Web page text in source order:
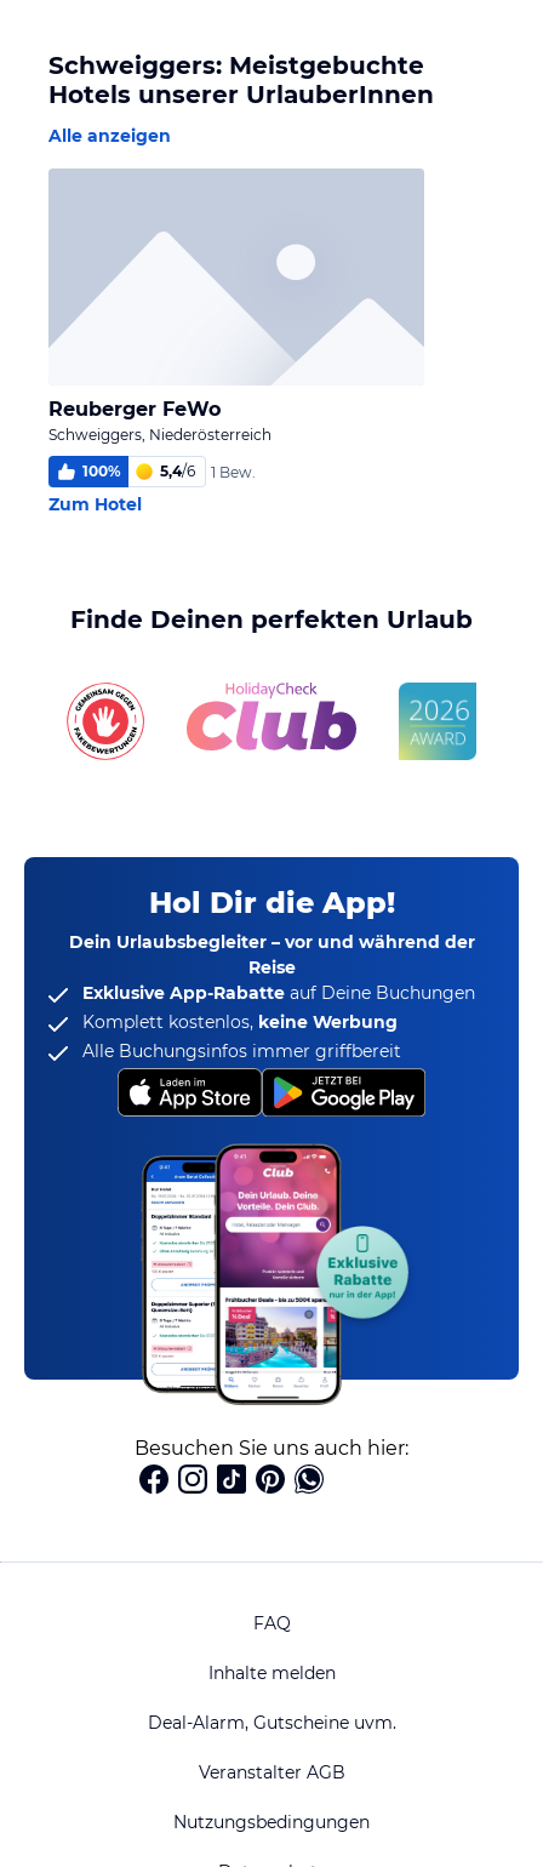
Schweiggers: Meistgebuchte
Hotels unserer UrlauberInnen
Alle anzeigen
Reuberger FeWo
Schweiggers, Niederösterreich
100% 5,4/6 1 Bew.
Zum Hotel
Finde Deinen perfekten Urlaub
Hol Dir die App!
Dein Urlaubsbegleiter – vor und während der
Reise
Exklusive App-Rabatte auf Deine Buchungen
Komplett kostenlos, keine Werbung
Alle Buchungsinfos immer griffbereit
Besuchen Sie uns auch hier:
FAQ
Inhalte melden
Deal-Alarm, Gutscheine uvm.
Veranstalter AGB
Nutzungsbedingungen